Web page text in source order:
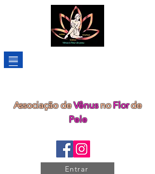
Associação deVênusnoFlorde
Pele
Entrar